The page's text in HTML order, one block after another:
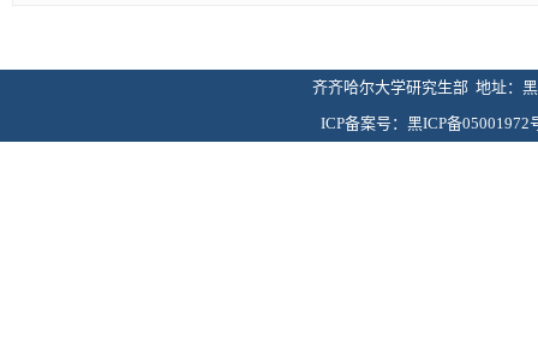
齐齐哈尔大学研究生部 地址：
ICP备案号：黑ICP备05001972